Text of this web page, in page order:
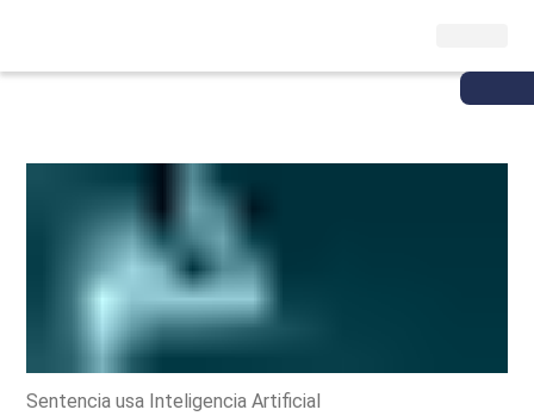
Sentencia usa Inteligencia Artificial